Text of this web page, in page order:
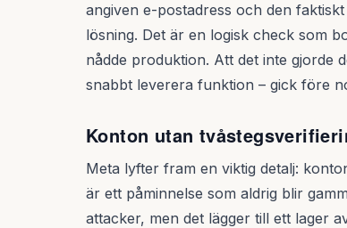
angiven e-postadress och den
lösning. Det är en logisk check som
nådde produktion. Att det inte gjorde
snabbt leverera funktion – gick före
Konton utan
Meta lyfter fram en viktig detalj:
är ett påminnelse som aldrig blir
attacker, men det lägger till ett lager